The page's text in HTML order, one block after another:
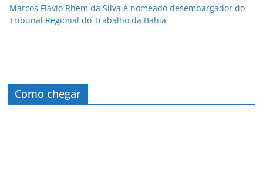
Marcos Flávio Rhem da Silva é nomeado desembargador do
Tribunal Regional do Trabalho da Bahia
Como chegar